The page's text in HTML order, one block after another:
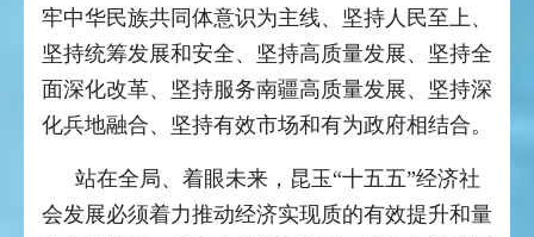
牢中华民族共同体意识为主线、坚持人民至上、
坚持统筹发展和安全、坚持高质量发展、坚持全
面深化改革、坚持服务南疆高质量发展、坚持深
化兵地融合、坚持有效市场和有为政府相结合。
站在全局、着眼未来，昆玉“十五五”经济社
会发展必须着力推动经济实现质的有效提升和量